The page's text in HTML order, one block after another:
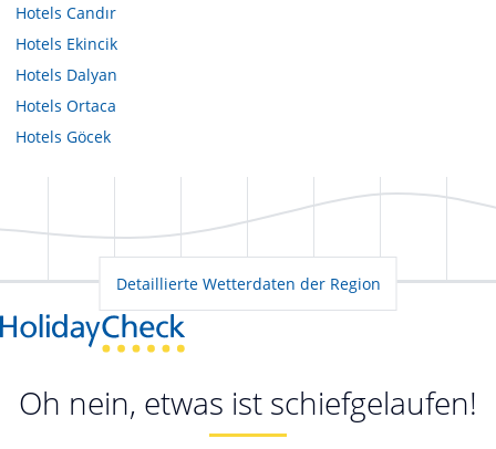
Hotels Candır
Hotels Ekincik
Hotels Dalyan
Hotels Ortaca
Hotels Göcek
Detaillierte Wetterdaten der Region
Oh nein, etwas ist schiefgelaufen!